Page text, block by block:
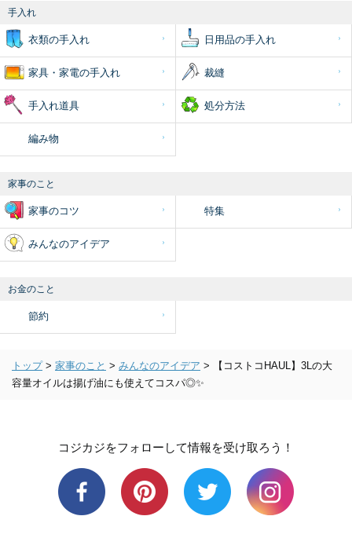
手入れ
衣類の手入れ 日用品の手入れ
家具・家電の手入れ 裁縫
手入れ道具 処分方法
編み物
家事のこと
家事のコツ 特集
みんなのアイデア
お金のこと
節約
トップ > 家事のこと > みんなのアイデア >
【コストコHAUL】3Lの大
容量オイルは揚げ油にも使えてコスパ◎✨
コジカジをフォローして情報を受け取ろう！